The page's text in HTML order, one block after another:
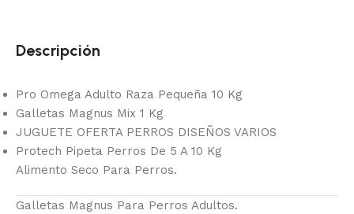
Descripción
Pro Omega Adulto Raza Pequeña 10 Kg
Galletas Magnus Mix 1 Kg
JUGUETE OFERTA PERROS DISEÑOS VARIOS
Protech Pipeta Perros De 5 A 10 Kg
Alimento Seco Para Perros.
Galletas Magnus Para Perros Adultos.